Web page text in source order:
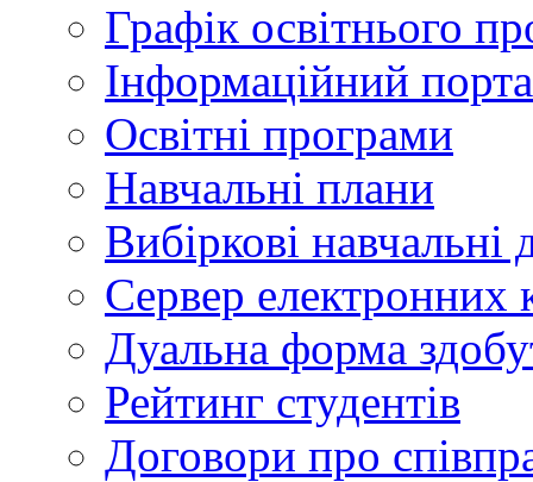
Графік освітнього
Інформаційний
Освітні програми
Навчальні плани
Вибіркові навчальні
Сервер
Дуальна форма
Рейтинг студентів
Договори про